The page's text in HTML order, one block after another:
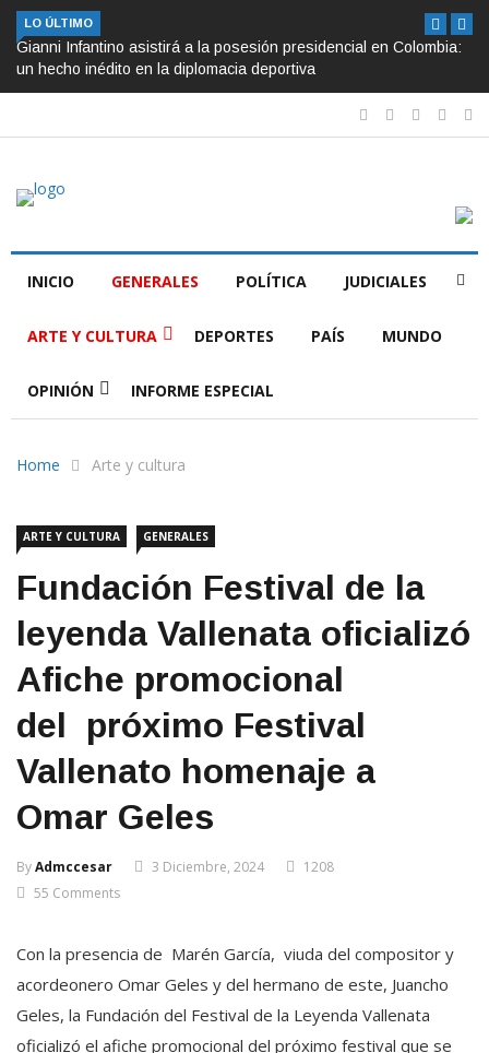
LO ÚLTIMO
Gianni Infantino asistirá a la posesión presidencial en Colombia:
un hecho inédito en la diplomacia deportiva
INICIO GENERALES POLÍTICA JUDICIALES
ARTE Y CULTURA DEPORTES PAÍS MUNDO
OPINIÓN INFORME ESPECIAL
Home Arte y cultura
ARTE Y CULTURA GENERALES
Fundación Festival de la
leyenda Vallenata oficializó
Afiche promocional
del próximo Festival
Vallenato homenaje a
Omar Geles
ByAdmccesar 3 Diciembre, 2024
1208
55 Comments
Con la presencia de Marén García, viuda del compositor y
acordeonero Omar Geles y del hermano de este, Juancho
Geles, la Fundación del Festival de la Leyenda Vallenata
oficializó el afiche promocional del próximo festival que se